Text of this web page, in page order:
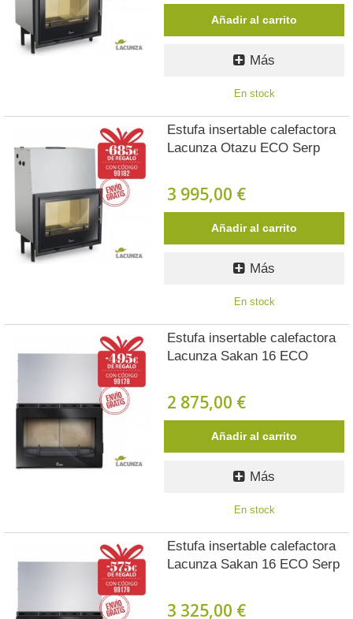
Añadir al carrito
Más
En stock
Estufa insertable calefactora
Lacunza Otazu ECO Serp
3 995,00 €
Añadir al carrito
Más
En stock
Estufa insertable calefactora
Lacunza Sakan 16 ECO
2 875,00 €
Añadir al carrito
Más
En stock
Estufa insertable calefactora
Lacunza Sakan 16 ECO Serp
3 325,00 €